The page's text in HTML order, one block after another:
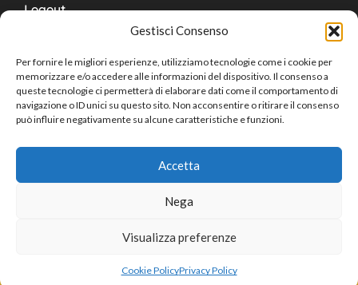
Gestisci Consenso
Per fornire le migliori esperienze, utilizziamo tecnologie come i cookie per
memorizzare e/o accedere alle informazioni del dispositivo. Il consenso a
queste tecnologie ci permetterà di elaborare dati come il comportamento di
navigazione o ID unici su questo sito. Non acconsentire o ritirare il consenso
può influire negativamente su alcune caratteristiche e funzioni.
Accetta
Nega
Visualizza preferenze
Cookie PolicyPrivacy Policy
Shop
0
Cart
Logout
Copyright © 2024 Cucchy Gioielleria